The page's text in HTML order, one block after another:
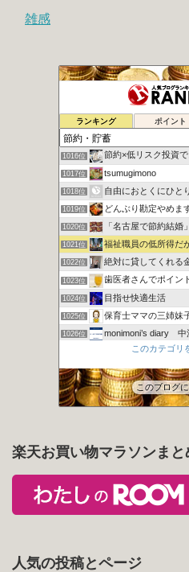
雑感
ランキング ポイント
1014位 時よ戻れ〜の日記
1015位 腐女子による女の底
1016位 節約×低リスク投資
1017位 tsumugimono
1018位 自由におとくにひと
1019位 どんぶり勘定やめま
1020位 「名古屋で節約結婚」10名の
1021位 福祉職員の低所得だ
1022位 絶対に貸してくれる金融極
1023位 歯医者さんでポイン
1024位 目指せ快適生活
1025位 保育士ママの三姉妹
1026位 monimoni’s diary 中
【ハウハウ】ハウスの
1028位 財布のヒモとの上手
このカテゴリ
このブログ
楽天お買い物マラソンまと
人気の投稿とページ